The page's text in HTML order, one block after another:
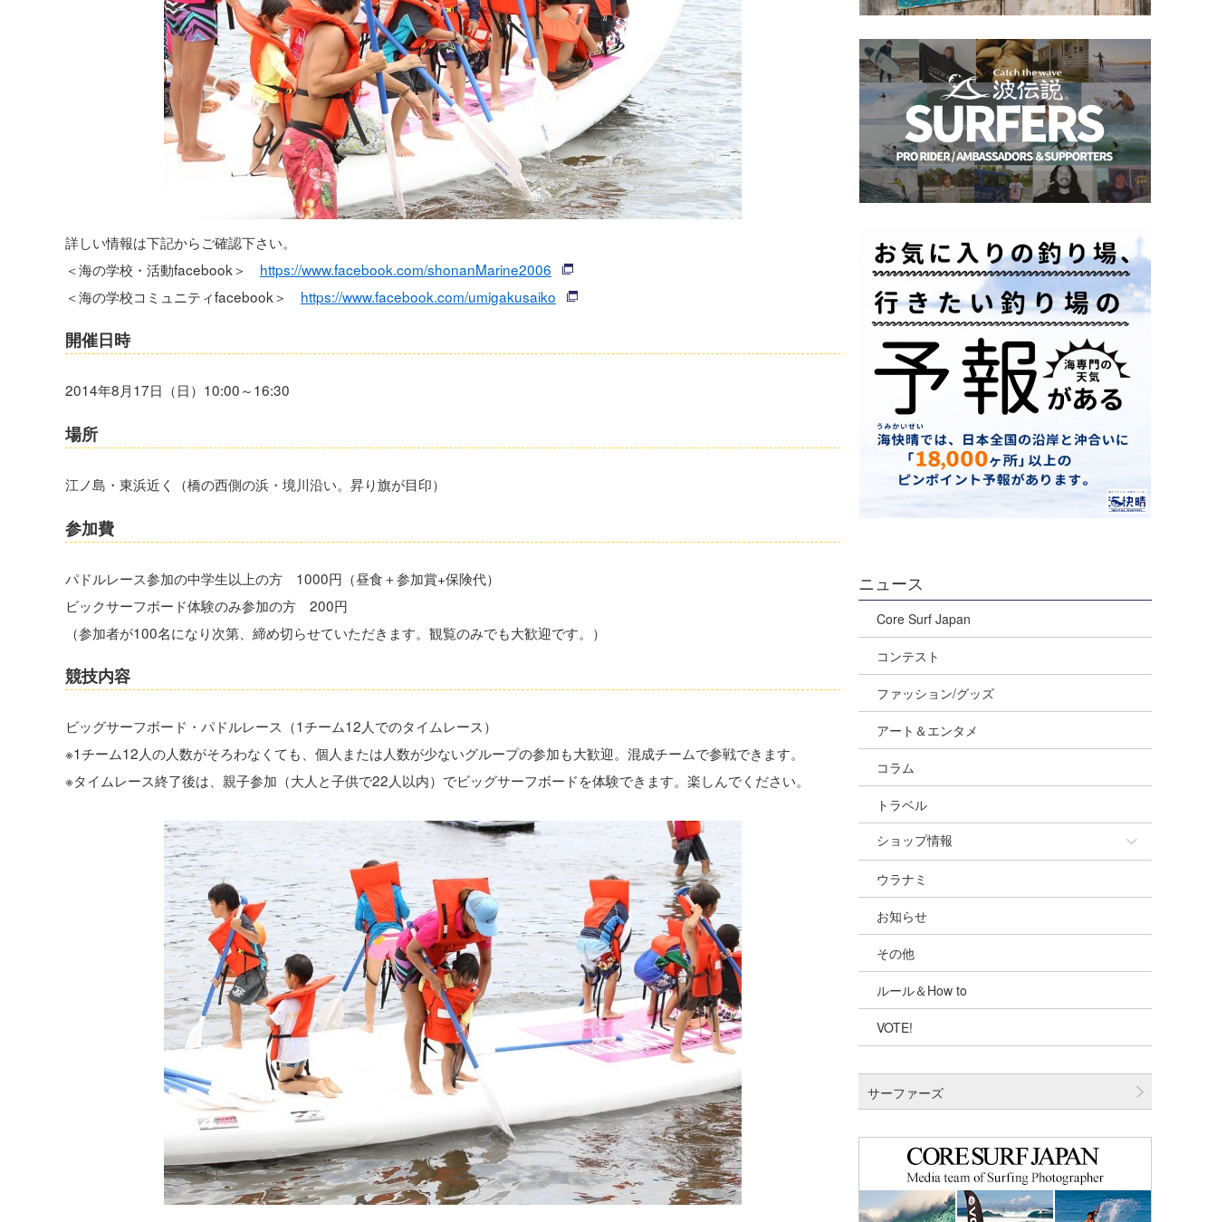
詳しい情報は下記からご確認下さい。
＜海の学校・活動facebook＞ https://www.facebook.com/shonanMarine2006
＜海の学校コミュニティfacebook＞ https://www.facebook.com/umigakusaiko
開催日時
2014年8月17日（日）10:00～16:30
場所
江ノ島・東浜近く（橋の西側の浜・境川沿い。昇り旗が目印）
参加費
パドルレース参加の中学生以上の方 1000円（昼食＋参加賞+保険代）
ビックサーフボード体験のみ参加の方 200円
（参加者が100名になり次第、締め切らせていただきます。観覧のみでも大歓迎です。）
競技内容
ビッグサーフボード・パドルレース（1チーム12人でのタイムレース）
※1チーム12人の人数がそろわなくても、個人または人数が少ないグループの参加も大歓迎。混成チームで参戦できます。
※タイムレース終了後は、親子参加（大人と子供で22人以内）でビッグサーフボードを体験できます。楽しんでください。
ニュース
Core Surf Japan
コンテスト
ファッション/グッズ
アート＆エンタメ
コラム
トラベル
ショップ情報
ショップ情報
湘南
千葉北
伊豆
千葉南
四国
沖縄
ウラナミ
お知らせ
その他
ルール＆How to
VOTE!
サーファーズ